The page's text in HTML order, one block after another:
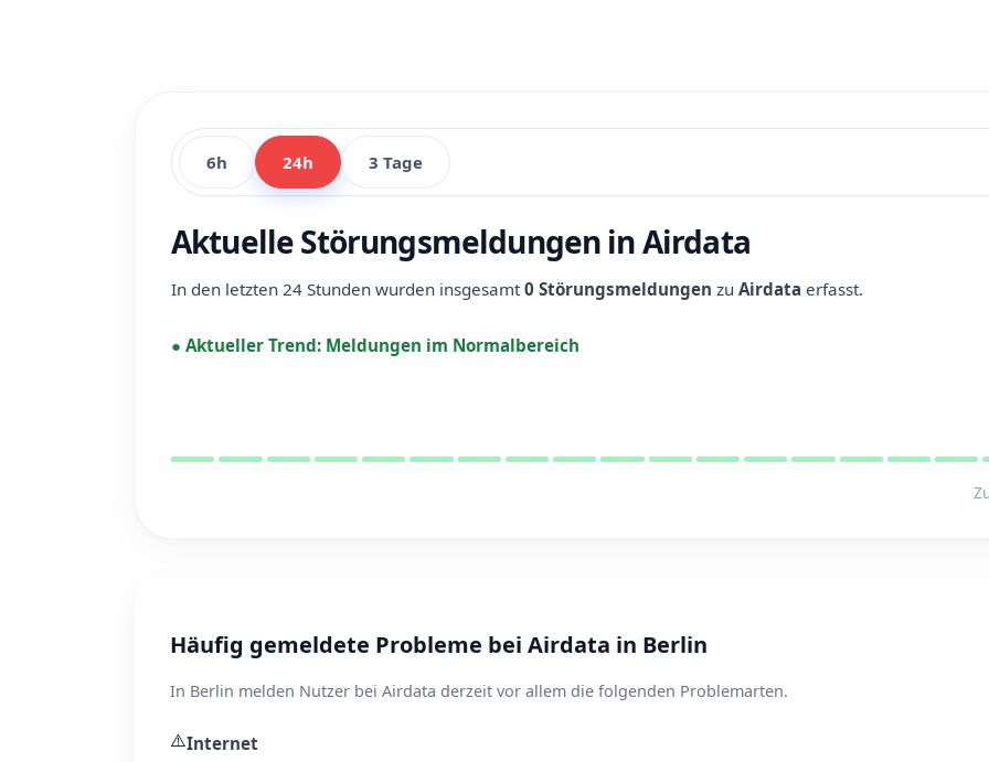
6h 24h 3 Tage
Aktuelle Störungsmeldungen in Airdata
In den letzten 24 Stunden wurden insgesamt0 Störungsmeldungen zu Airdata erfasst.
● Aktueller Trend: Meldungen im Normalbereich
Häufig gemeldete Probleme bei Airdata in Berlin
In Berlin melden Nutzer bei Airdata derzeit vor allem die folgenden Problemarten.
⚠️Internet